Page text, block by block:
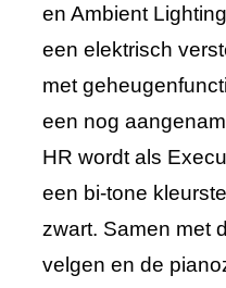
en Ambient
een elektrisch
met
een nog
HR wordt als
een bi-tone
zwart. Samen met
velgen en de